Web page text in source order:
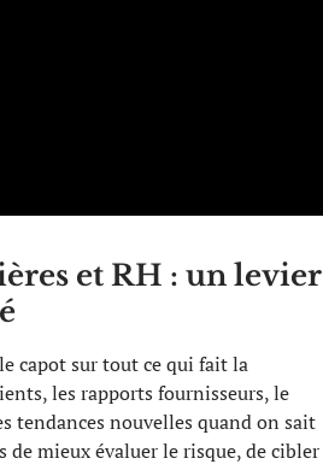
et RH : un levier
capot sur tout ce qui fait la
les rapports fournisseurs, le
tendances nouvelles quand on sait
de mieux évaluer le risque, de cibler